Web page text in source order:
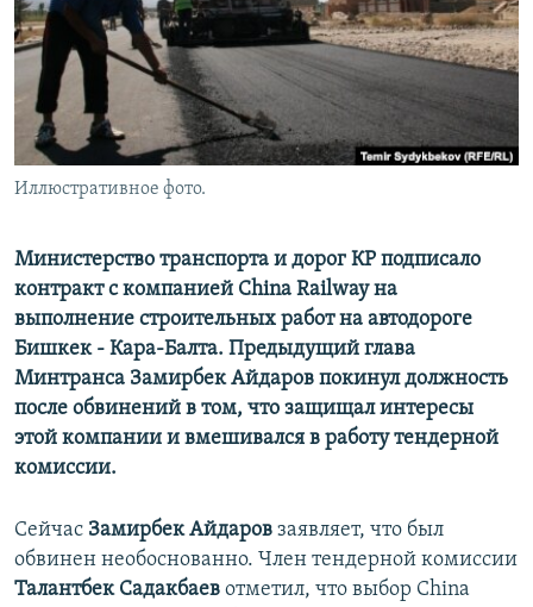
Иллюстративное фото.
Министерство транспорта и дорог КР подписало
контракт с компанией China Railway на
выполнение строительных работ на автодороге
Бишкек - Кара-Балта. Предыдущий глава
Минтранса Замирбек Айдаров покинул должность
после обвинений в том, что защищал интересы
этой компании и вмешивался в работу тендерной
комиссии.
Сейчас Замирбек Айдаров заявляет, что был
обвинен необоснованно. Член тендерной комиссии
Талантбек Садакбаев отметил, что выбор China